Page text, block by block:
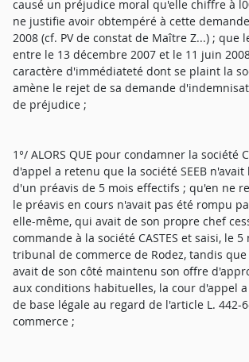
causé un préjudice moral qu'elle chiffre à
ne justifie avoir obtempéré à cette
2008 (cf. PV de constat de Maître Z...) ; que
entre le 13 décembre 2007 et le 11 juin
caractère d'immédiateté dont se plaint la
amène le rejet de sa demande
de préjudice ;
1°/ ALORS QUE pour condamner la société
d'appel a retenu que la société SEEB
d'un préavis de 5 mois effectifs ; qu'en ne
le préavis en cours n'avait pas été rompu
elle-même, qui avait de son propre chef
commande à la société CASTES et saisi, le 5
tribunal de commerce de Rodez, tandis que
avait de son côté maintenu son offre
aux conditions habituelles, la cour d'appel
de base légale au regard de l'article L. 442-
commerce ;